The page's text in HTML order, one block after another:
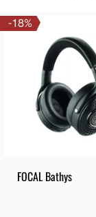
FOCAL Bathys
18%